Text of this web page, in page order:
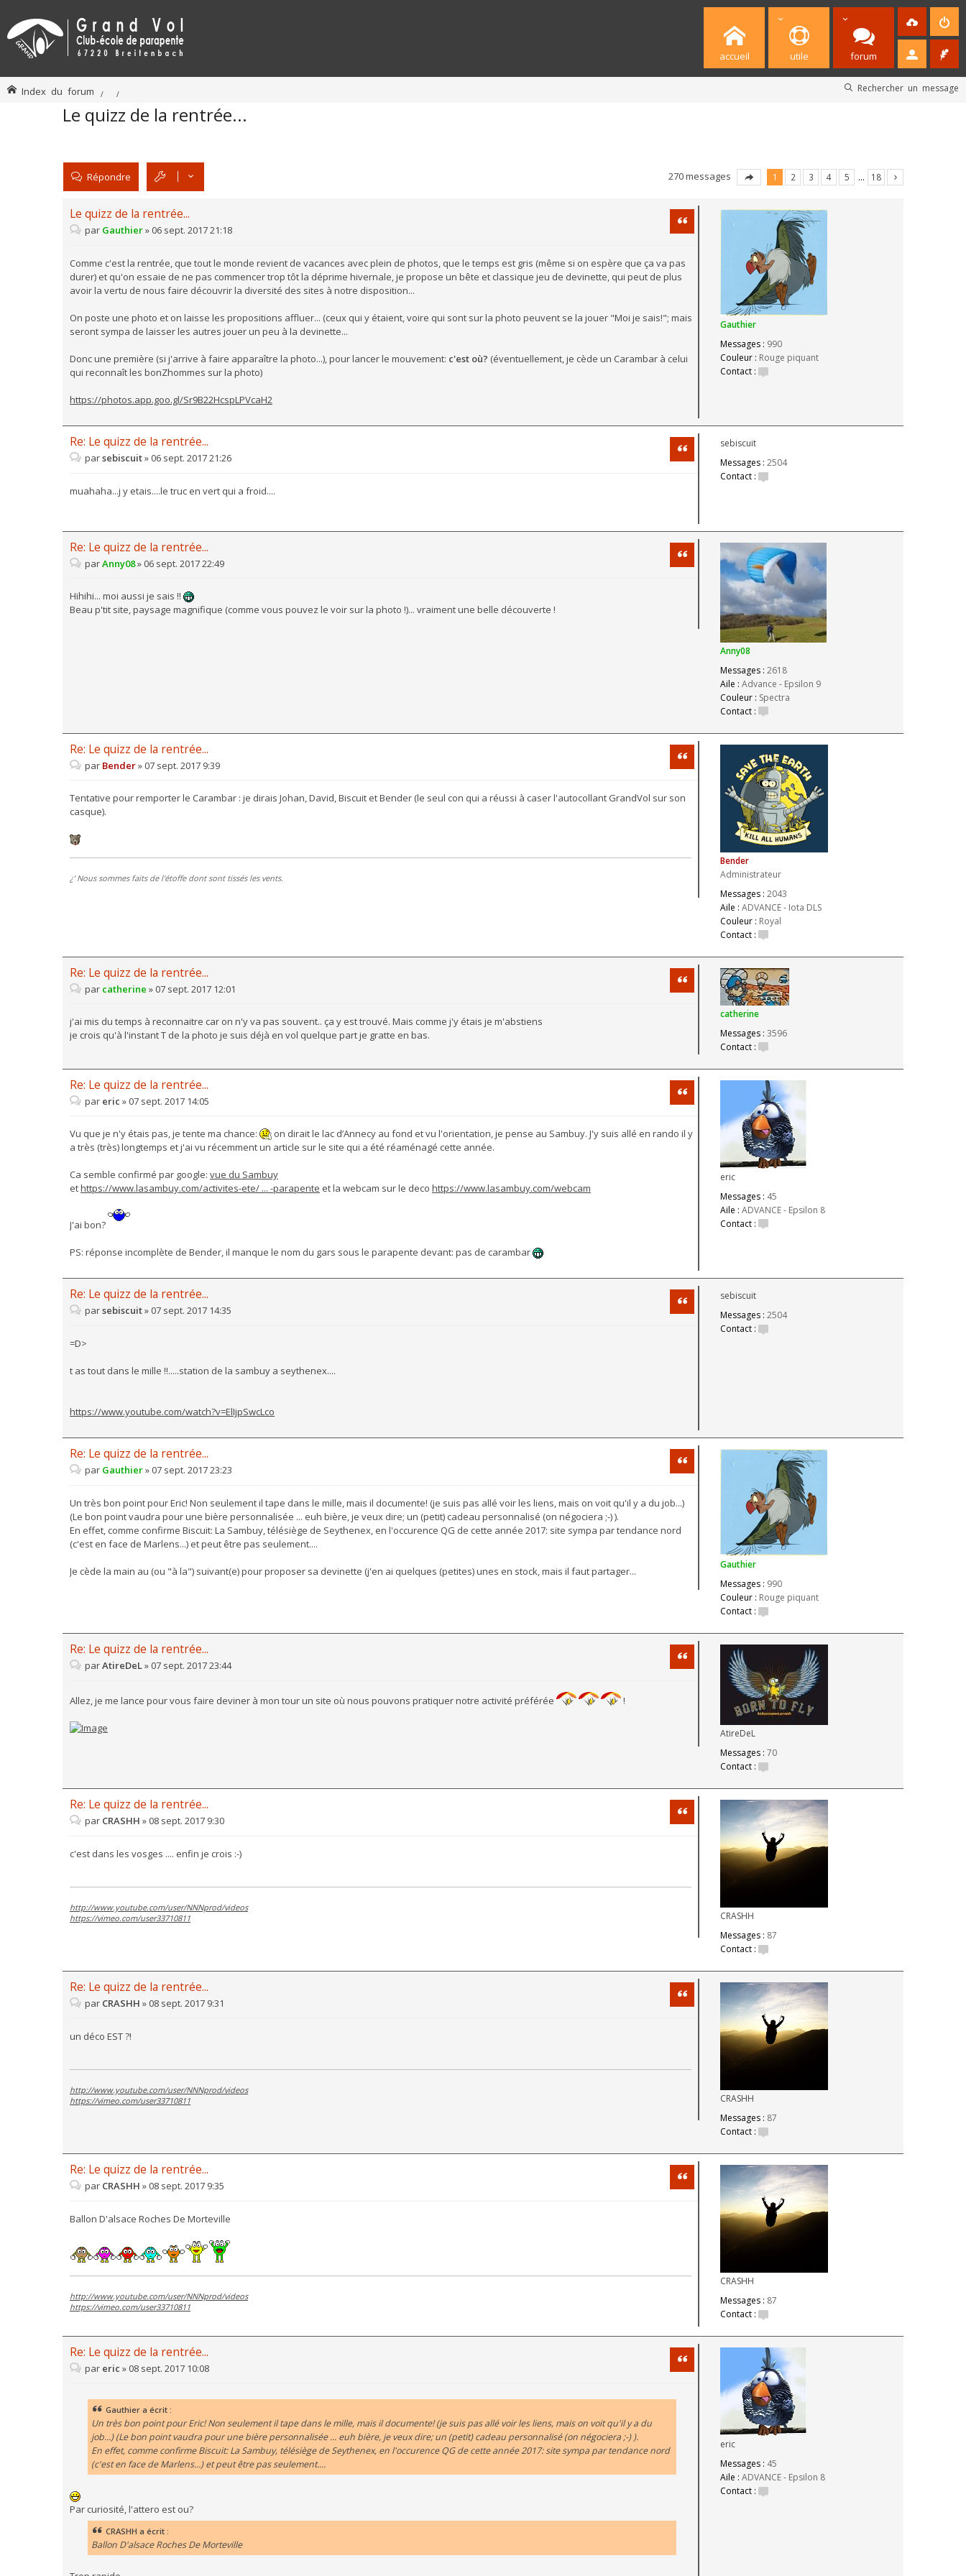
accueil utile forum
Rechercher un message
Index du forum
Le quizz de la rentrée...
Répondre 270 messages 1 2 3 4 5 … 18
Gauthier
Messages : 990
Couleur : Rouge piquant
Contact :
Le quizz de la rentrée... Citation
par Gauthier» 06 sept. 2017 21:18
Comme c'est la rentrée, que tout le monde revient de vacances avec plein de photos, que le temps est gris (même si on espère que ça va pas
durer) et qu'on essaie de ne pas commencer trop tôt la déprime hivernale, je propose un bête et classique jeu de devinette, qui peut de plus
avoir la vertu de nous faire découvrir la diversité des sites à notre disposition...
On poste une photo et on laisse les propositions affluer... (ceux qui y étaient, voire qui sont sur la photo peuvent se la jouer "Moi je sais!"; mais
seront sympa de laisser les autres jouer un peu à la devinette...
Donc une première (si j'arrive à faire apparaître la photo...), pour lancer le mouvement: c'est où? (éventuellement, je cède un Carambar à celui
qui reconnaît les bonZhommes sur la photo)
https://photos.app.goo.gl/Sr9B22HcspLPVcaH2
sebiscuit
Messages : 2504
Contact :
Re: Le quizz de la rentrée... Citation
parsebiscuit»06 sept. 2017 21:26
muahaha...j y etais....le truc en vert qui a froid....
Anny08
Messages : 2618
Aile : Advance - Epsilon 9
Couleur : Spectra
Contact :
Re: Le quizz de la rentrée... Citation
parAnny08» 06 sept. 2017 22:49
Hihihi... moi aussi je sais !!
Beau p'tit site, paysage magnifique (comme vous pouvez le voir sur la photo !)... vraiment une belle découverte !
Bender
Administrateur
Messages : 2043
Aile : ADVANCE - Iota DLS
Couleur : Royal
Contact :
Re: Le quizz de la rentrée... Citation
par Bender»07 sept. 2017 9:39
Tentative pour remporter le Carambar : je dirais Johan, David, Biscuit et Bender (le seul con qui a réussi à caser l'autocollant GrandVol sur son
casque).
¿’ Nous sommes faits de l'étoffe dont sont tissés les vents.
catherine
Messages : 3596
Contact :
Re: Le quizz de la rentrée... Citation
par catherine » 07 sept. 2017 12:01
j'ai mis du temps à reconnaitre car on n'y va pas souvent.. ça y est trouvé. Mais comme j'y étais je m'abstiens
je crois qu'à l'instant T de la photo je suis déjà en vol quelque part je gratte en bas.
eric
Messages : 45
Aile : ADVANCE - Epsilon 8
Contact :
Re: Le quizz de la rentrée... Citation
par eric »07 sept. 2017 14:05
Vu que je n'y étais pas, je tente ma chance:
on dirait le lac d’Annecy au fond et vu l'orientation, je pense au Sambuy. J'y suis allé en rando il y
a très (très) longtemps et j'ai vu récemment un article sur le site qui a été réaménagé cette année.
Ca semble confirmé par google: vue du Sambuy
ethttps://www.lasambuy.com/activites-ete/ ... -parapente et la webcam sur le deco https://www.lasambuy.com/webcam
J'ai bon?
PS: réponse incomplète de Bender, il manque le nom du gars sous le parapente devant: pas de carambar
sebiscuit
Messages : 2504
Contact :
Re: Le quizz de la rentrée... Citation
parsebiscuit» 07 sept. 2017 14:35
=D>
t as tout dans le mille !!.....station de la sambuy a seythenex....
https://www.youtube.com/watch?v=ElIjpSwcLco
Gauthier
Messages : 990
Couleur : Rouge piquant
Contact :
Re: Le quizz de la rentrée... Citation
par Gauthier»07 sept. 2017 23:23
Un très bon point pour Eric! Non seulement il tape dans le mille, mais il documente! (je suis pas allé voir les liens, mais on voit qu'il y a du job...)
(Le bon point vaudra pour une bière personnalisée ... euh bière, je veux dire; un (petit) cadeau personnalisé (on négociera ;-) ).
En effet, comme confirme Biscuit: La Sambuy, télésiège de Seythenex, en l'occurence QG de cette année 2017: site sympa par tendance nord
(c'est en face de Marlens...) et peut être pas seulement....
Je cède la main au (ou "à la") suivant(e) pour proposer sa devinette (j'en ai quelques (petites) unes en stock, mais il faut partager...
AtireDeL
Messages : 70
Contact :
Re: Le quizz de la rentrée... Citation
parAtireDeL» 07 sept. 2017 23:44
Allez, je me lance pour vous faire deviner à mon tour un site où nous pouvons pratiquer notre activité préférée !
CRASHH
Messages : 87
Contact :
Re: Le quizz de la rentrée... Citation
par CRASHH »08 sept. 2017 9:30
c'est dans les vosges .... enfin je crois :-)
http://www.youtube.com/user/NNNprod/videos
https://vimeo.com/user33710811
CRASHH
Messages : 87
Contact :
Re: Le quizz de la rentrée... Citation
par CRASHH » 08 sept. 2017 9:31
un déco EST ?!
http://www.youtube.com/user/NNNprod/videos
https://vimeo.com/user33710811
CRASHH
Messages : 87
Contact :
Re: Le quizz de la rentrée... Citation
par CRASHH »08 sept. 2017 9:35
Ballon D'alsace Roches De Morteville
http://www.youtube.com/user/NNNprod/videos
https://vimeo.com/user33710811
eric
Messages : 45
Aile : ADVANCE - Epsilon 8
Contact :
Re: Le quizz de la rentrée... Citation
par eric » 08 sept. 2017 10:08
Gauthier a écrit :
Un très bon point pour Eric! Non seulement il tape dans le mille, mais il documente! (je suis pas allé voir les liens, mais on voit qu'il y a du
job...) (Le bon point vaudra pour une bière personnalisée ... euh bière, je veux dire; un (petit) cadeau personnalisé (on négociera ;-) ).
En effet, comme confirme Biscuit: La Sambuy, télésiège de Seythenex, en l'occurence QG de cette année 2017: site sympa par tendance nord
(c'est en face de Marlens...) et peut être pas seulement....
Par curiosité, l'attero est ou?
CRASHH a écrit :
Ballon D'alsace Roches De Morteville